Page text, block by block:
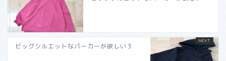
ビッグシルエットなパーカーが欲しい３